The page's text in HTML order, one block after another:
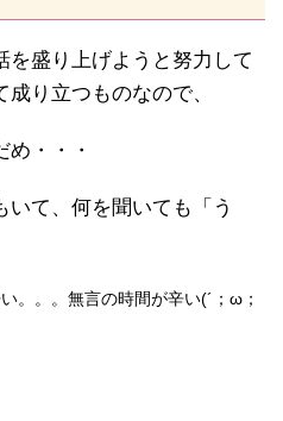
を盛り上げようと努力して
り立つものなので、
・・・
て、何を聞いても「う
。。。無言の時間が辛い(´；ω；